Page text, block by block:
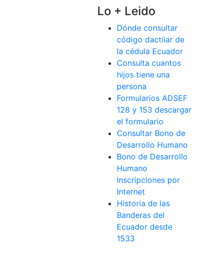
Lo + Leido
Dónde consultar
código dactilar de
la cédula Ecuador
Consulta cuantos
hijos tiene una
persona
Formularios ADSEF
128 y 153 descargar
el formulario
Consultar Bono de
Desarrollo Humano
Bono de Desarrollo
Humano
Inscripciones por
Internet
Historia de las
Banderas del
Ecuador desde
1533